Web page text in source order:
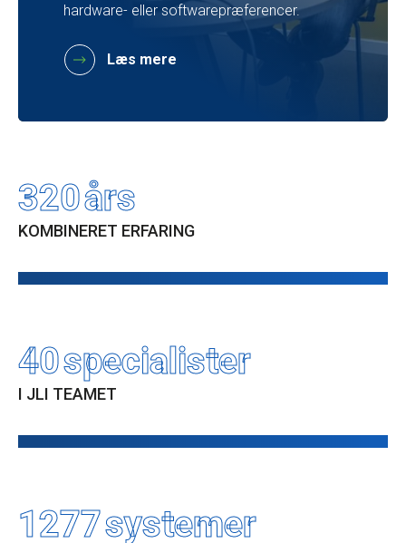
hardware- eller softwarepræferencer.
Læs mere
400års
KOMBINERET ERFARING
40specialister
I JLI TEAMET
1407systemer